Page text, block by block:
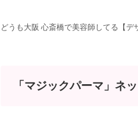
どうも大阪 心斎橋で美容師してる【
「マジックパーマ」ネ